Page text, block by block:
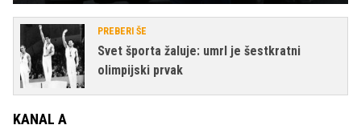
PREBERI ŠE
Svet športa žaluje: umrl je šestkratni
olimpijski prvak
KANAL A